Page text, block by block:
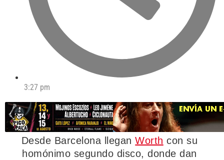
3:27 pm
Desde Barcelona lleganWorth con su
homónimo segundo disco, donde dan